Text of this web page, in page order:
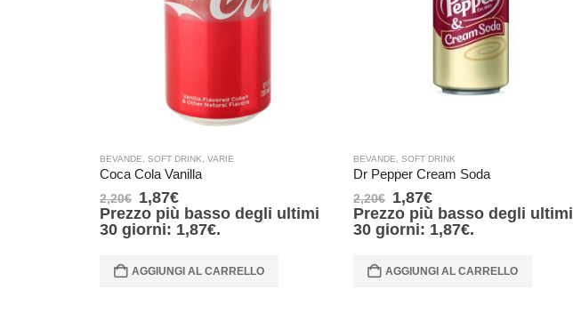
BEVANDE, SOFT DRINK, VARIE
Coca Cola Vanilla
2,20€ 1,87€
Prezzo più basso degli ultimi
30 giorni: 1,87€.
AGGIUNGI AL CARRELLO
BEVANDE, SOFT DRINK
Dr Pepper Cream Soda
2,20€ 1,87€
Prezzo più basso degli ultimi
30 giorni: 1,87€.
AGGIUNGI AL CARRELLO